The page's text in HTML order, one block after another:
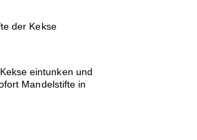
der Kekse
eintunken und
Mandelstifte in